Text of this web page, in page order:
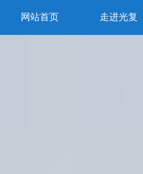
网站首页 走进光复